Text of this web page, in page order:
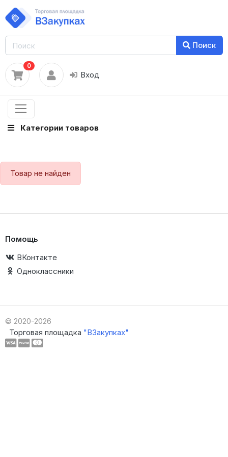
Поиск
0
Вход
Категории товаров
Товар не найден
Помощь
ВКонтакте
Одноклассники
© 2020-2026
Торговая площадка "ВЗакупках"